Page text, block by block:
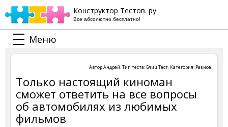
Конструктор Тестов. ру
Все абсолютно бесплатно!
Меню
АвторАндрей. Тип теста: Блиц Тест. Категория: Разное.
Только настоящий киноман
сможет ответить на все вопросы
об автомобилях из любимых
фильмов